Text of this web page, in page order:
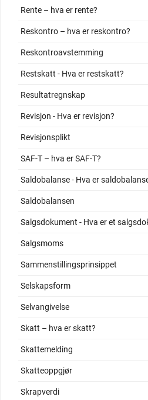
Rente – hva er rente?
Reskontro – hva er reskontro?
Reskontroavstemming
Restskatt - Hva er restskatt?
Resultatregnskap
Revisjon - Hva er revisjon?
Revisjonsplikt
SAF-T – hva er SAF-T?
Saldobalanse - Hva er
Saldobalansen
Salgsdokument - Hva er et
Salgsmoms
Sammenstillingsprinsippet
Selskapsform
Selvangivelse
Skatt – hva er skatt?
Skattemelding
Skatteoppgjør
Skrapverdi